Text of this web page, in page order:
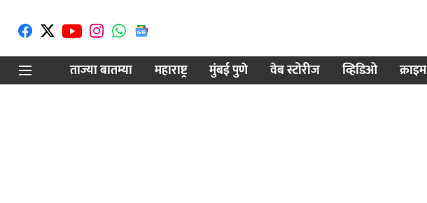
ताज्या बातम्या
महाराष्ट्र मुंबई पुणे वेब स्टोरीज व्हिडिओ क्राइम